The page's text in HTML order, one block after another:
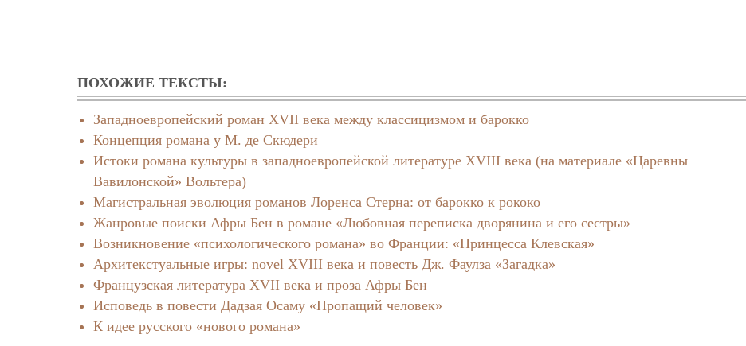
ПОХОЖИЕ ТЕКСТЫ:
Западноевропейский роман XVII века между классицизмом и барокко
Концепция романа у М. де Скюдери
Истоки романа культуры в западноевропейской литературе XVIII века (на материале «Царевны
Вавилонской» Вольтера)
Магистральная эволюция романов Лоренса Стерна: от барокко к рококо
Жанровые поиски Афры Бен в романе «Любовная переписка дворянина и его сестры»
Возникновение «психологического романа» во Франции: «Принцесса Клевская»
Архитекстуальные игры: novel XVIII века и повесть Дж. Фаулза «Загадка»
Французская литература XVII века и проза Афры Бен
Исповедь в повести Дадзая Осаму «Пропащий человек»
К идее русского «нового романа»